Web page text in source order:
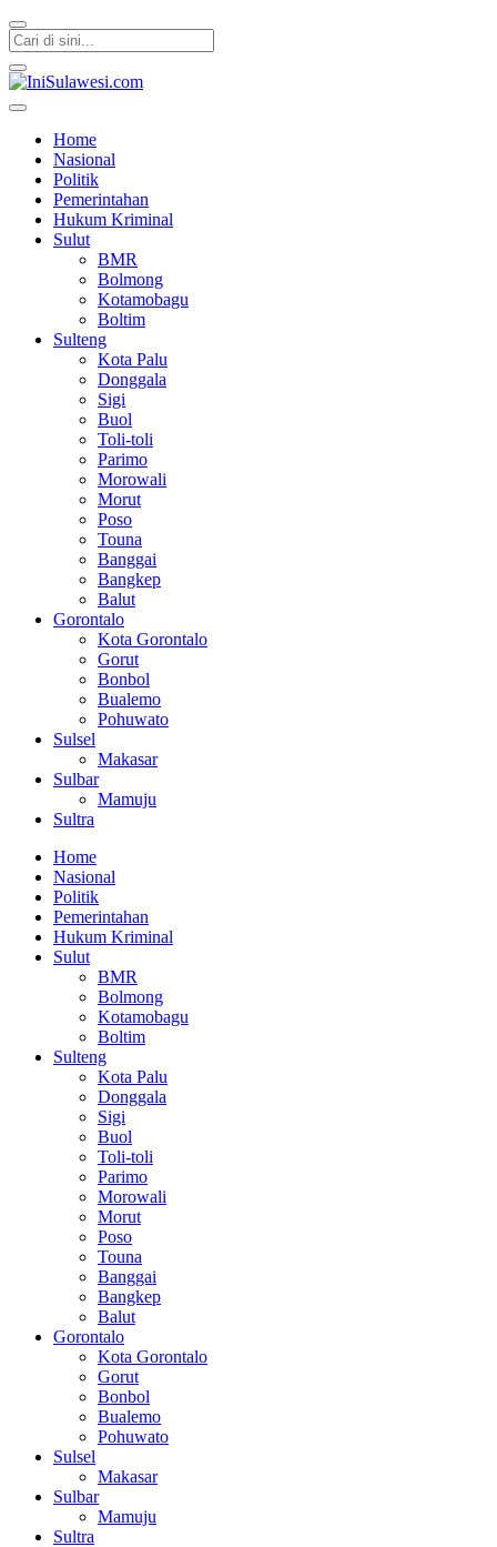
Home
Nasional
Politik
Pemerintahan
Hukum Kriminal
Sulut
BMR
Bolmong
Kotamobagu
Boltim
Sulteng
Kota Palu
Donggala
Sigi
Buol
Toli-toli
Parimo
Morowali
Morut
Poso
Touna
Banggai
Bangkep
Balut
Gorontalo
Kota Gorontalo
Gorut
Bonbol
Bualemo
Pohuwato
Sulsel
Makasar
Sulbar
Mamuju
Sultra
Home
Nasional
Politik
Pemerintahan
Hukum Kriminal
Sulut
BMR
Bolmong
Kotamobagu
Boltim
Sulteng
Kota Palu
Donggala
Sigi
Buol
Toli-toli
Parimo
Morowali
Morut
Poso
Touna
Banggai
Bangkep
Balut
Gorontalo
Kota Gorontalo
Gorut
Bonbol
Bualemo
Pohuwato
Sulsel
Makasar
Sulbar
Mamuju
Sultra